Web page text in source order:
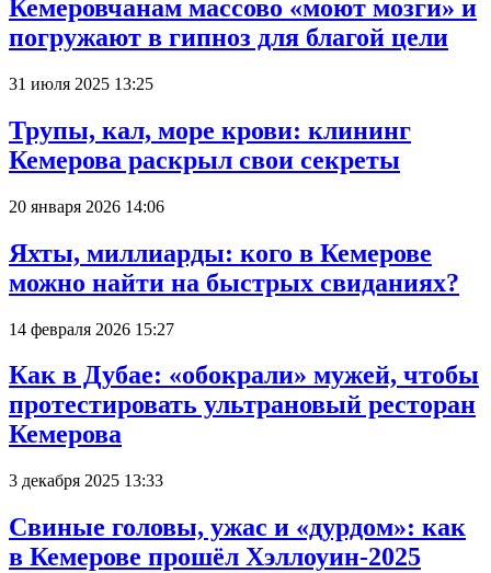
Кемеровчанам массово «моют мозги» и
погружают в гипноз для благой цели
31 июля 2025 13:25
Трупы, кал, море крови: клининг
Кемерова раскрыл свои секреты
20 января 2026 14:06
Яхты, миллиарды: кого в Кемерове
можно найти на быстрых свиданиях?
14 февраля 2026 15:27
Как в Дубае: «обокрали» мужей, чтобы
протестировать ультрановый ресторан
Кемерова
3 декабря 2025 13:33
Свиные головы, ужас и «дурдом»: как
в Кемерове прошёл Хэллоуин-2025